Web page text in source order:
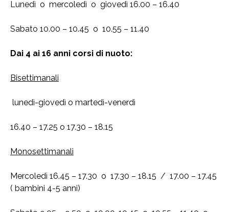
Lunedì o mercoledì o giovedì 16.00 – 16.40
Sabato 10.00 – 10.45 o 10.55 – 11.40
Dai 4 ai 16 anni corsi di nuoto:
Bisettimanali
lunedì-giovedì o martedì-venerdì
16.40 – 17.25 o 17.30 – 18.15
Monosettimanali
Mercoledì 16.45 – 17.30 o 17.30 – 18.15 / 17.00 – 17.45
( bambini 4-5 anni)